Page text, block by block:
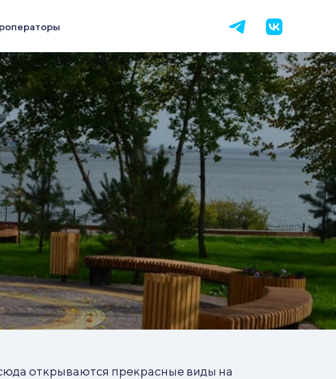
открываются прекрасные виды на